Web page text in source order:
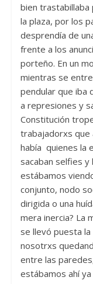
bien
la plaza, por los
desprendía de
frente a los
porteño. En un
mientras se
pendular que iba
a represiones y
Constitución
trabajadorxs que
había quienes la
sacaban selfies y
estábamos
conjunto, nodo
dirigida o una
mera inercia? La
se llevó puesta
nosotrxs
entre las
estábamos ahí